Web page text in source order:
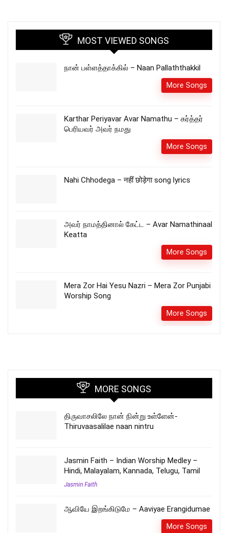
MOST VIEWED SONGS
நான் பள்ளத்தாக்கில் – Naan Pallaththakkil
More Songs
Karthar Periyavar Avar Namathu – கர்த்தர்
பெரியவர் அவர் நமது
More Songs
Nahi Chhodega – नहीं छोड़ेगा song lyrics
அவர் நாமத்தினால் கேட்ட – Avar Namathinaal
Keatta
More Songs
Mera Zor Hai Yesu Nazri – Mera Zor Punjabi
Worship Song
More Songs
MORE SONGS
திருவாசலிலே நான் நின்று உள்ளேன்-
Thiruvaasalilae naan nintru
Jasmin Faith – Indian Worship Medley –
Hindi, Malayalam, Kannada, Telugu, Tamil
Jasmin Faith
ஆவியே இறங்கிடுமே – Aaviyae Erangidumae
More Songs